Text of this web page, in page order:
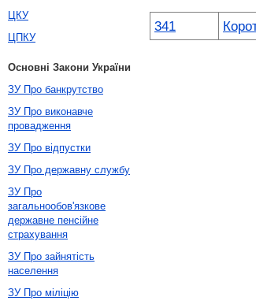
341
ЦКУ
ЦПКУ
Основні Закони України
ЗУ Про банкрутство
ЗУ Про виконавче
провадження
ЗУ Про відпустки
ЗУ Про державну службу
ЗУ Про
загальнообов'язкове
державне пенсійне
страхування
ЗУ Про зайнятість
населення
ЗУ Про міліцію